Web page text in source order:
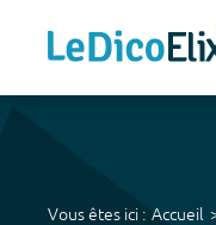
Vous êtes ici : Accueil